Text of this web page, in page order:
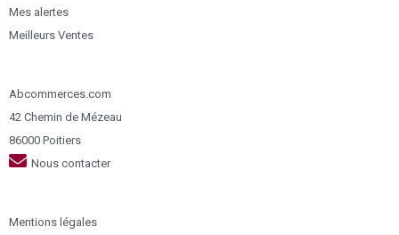
Mes alertes
Meilleurs Ventes
Abcommerces.com
42 Chemin de Mézeau
86000 Poitiers
Nous contacter
Mentions légales